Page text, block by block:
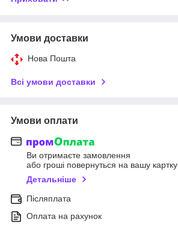
Умови доставки
Нова Пошта
Всі умови доставки
Умови оплати
Ви отримаєте замовлення
або гроші повернуться на вашу картку
Детальніше
Післяплата
Оплата на рахунок